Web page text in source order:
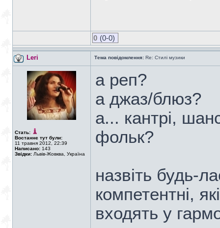
0 (0-0)
Leri Тема повідомлення: Re: Стилі музики
Стать:
Востаннє тут були:
11 травня 2012, 22:39
Написано: 143
Звідки: Львів-Жовква, Україна
а реп?
а джаз/блюз?
а... кантрі,
фольк?
назвіть будь-
компетентні,
входять у